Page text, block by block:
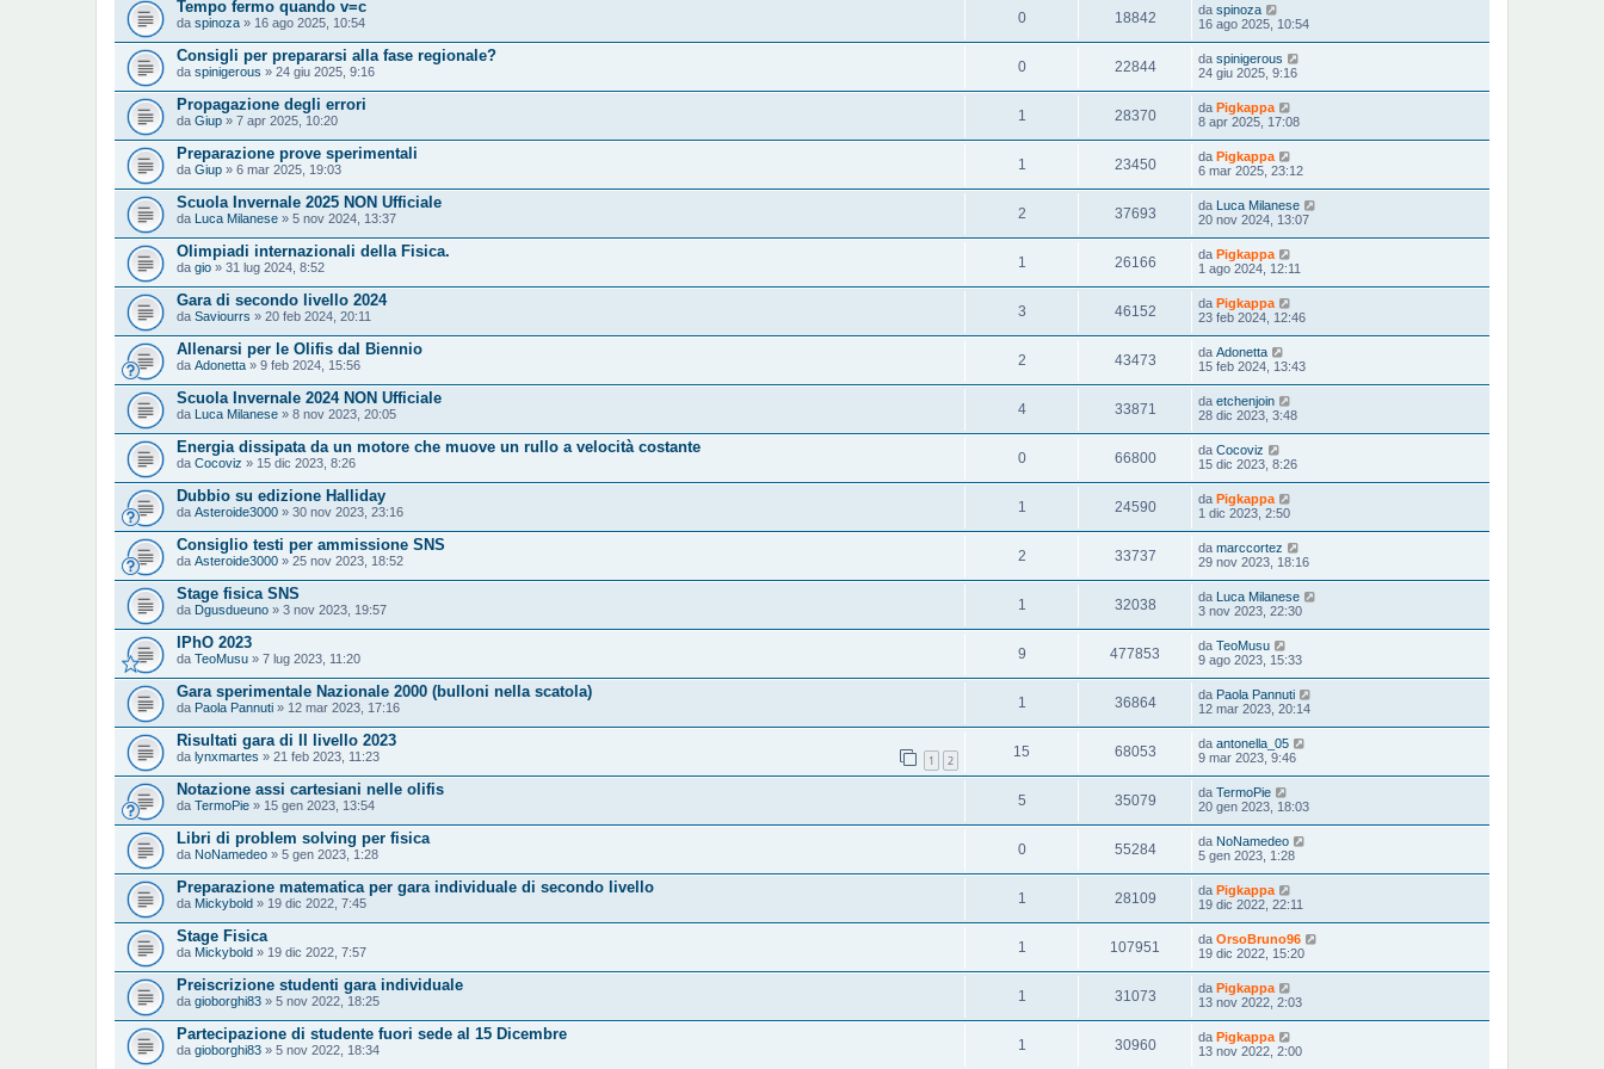
Tempo fermo quando v=c
da spinoza » 16 ago 2025, 10:54 0 18842 da spinoza
16 ago 2025, 10:54
Consigli per prepararsi alla fase regionale?
da spinigerous » 24 giu 2025, 9:16 0 22844 da spinigerous
24 giu 2025, 9:16
Propagazione degli errori
da Giup » 7 apr 2025, 10:20 1 28370 da Pigkappa
8 apr 2025, 17:08
Preparazione prove sperimentali
da Giup » 6 mar 2025, 19:03 1 23450 da Pigkappa
6 mar 2025, 23:12
Scuola Invernale 2025 NON Ufficiale
da Luca Milanese » 5 nov 2024, 13:37 2 37693 da Luca Milanese
20 nov 2024, 13:07
Olimpiadi internazionali della Fisica.
da gio » 31 lug 2024, 8:52 1 26166 da Pigkappa
1 ago 2024, 12:11
Gara di secondo livello 2024
da Saviourrs » 20 feb 2024, 20:11 3 46152 da Pigkappa
23 feb 2024, 12:46
Allenarsi per le Olifis dal Biennio
da Adonetta » 9 feb 2024, 15:56 2 43473 da Adonetta
15 feb 2024, 13:43
Scuola Invernale 2024 NON Ufficiale
da Luca Milanese » 8 nov 2023, 20:05 4 33871 da etchenjoin
28 dic 2023, 3:48
Energia dissipata da un motore che muove un rullo a velocità costante
da Cocoviz » 15 dic 2023, 8:26 0 66800 da Cocoviz
15 dic 2023, 8:26
Dubbio su edizione Halliday
da Asteroide3000 » 30 nov 2023, 23:16 1 24590 da Pigkappa
1 dic 2023, 2:50
Consiglio testi per ammissione SNS
da Asteroide3000 » 25 nov 2023, 18:52 2 33737 da marccortez
29 nov 2023, 18:16
Stage fisica SNS
da Dgusdueuno » 3 nov 2023, 19:57 1 32038 da Luca Milanese
3 nov 2023, 22:30
IPhO 2023
da TeoMusu » 7 lug 2023, 11:20 9 477853 da TeoMusu
9 ago 2023, 15:33
Gara sperimentale Nazionale 2000 (bulloni nella scatola)
da Paola Pannuti » 12 mar 2023, 17:16 1 36864 da Paola Pannuti
12 mar 2023, 20:14
Risultati gara di II livello 2023
da lynxmartes » 21 feb 2023, 11:23 1 2
15 68053 da antonella_05
9 mar 2023, 9:46
Notazione assi cartesiani nelle olifis
da TermoPie » 15 gen 2023, 13:54 5 35079 da TermoPie
20 gen 2023, 18:03
Libri di problem solving per fisica
da NoNamedeo » 5 gen 2023, 1:28 0 55284 da NoNamedeo
5 gen 2023, 1:28
Preparazione matematica per gara individuale di secondo livello
da Mickybold » 19 dic 2022, 7:45 1 28109 da Pigkappa
19 dic 2022, 22:11
Stage Fisica
da Mickybold » 19 dic 2022, 7:57 1 107951 da OrsoBruno96
19 dic 2022, 15:20
Preiscrizione studenti gara individuale
da gioborghi83 » 5 nov 2022, 18:25 1 31073 da Pigkappa
13 nov 2022, 2:03
Partecipazione di studente fuori sede al 15 Dicembre
da gioborghi83 » 5 nov 2022, 18:34 1 30960 da Pigkappa
13 nov 2022, 2:00